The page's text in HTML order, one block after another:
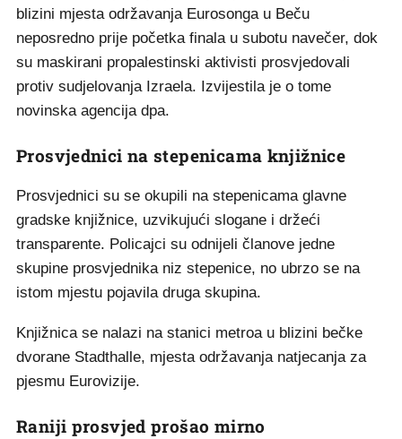
blizini mjesta održavanja Eurosonga u Beču
neposredno prije početka finala u subotu navečer, dok
su maskirani propalestinski aktivisti prosvjedovali
protiv sudjelovanja Izraela. Izvijestila je o tome
novinska agencija dpa.
Prosvjednici na stepenicama knjižnice
Prosvjednici su se okupili na stepenicama glavne
gradske knjižnice, uzvikujući slogane i držeći
transparente. Policajci su odnijeli članove jedne
skupine prosvjednika niz stepenice, no ubrzo se na
istom mjestu pojavila druga skupina.
Knjižnica se nalazi na stanici metroa u blizini bečke
dvorane Stadthalle, mjesta održavanja natjecanja za
pjesmu Eurovizije.
Raniji prosvjed prošao mirno